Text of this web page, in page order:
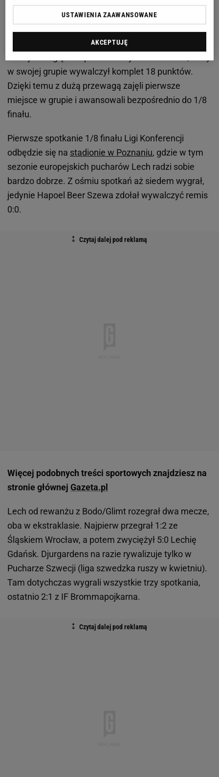
grupowej Ligi Konferencji. Tam ich rywalami były
spotkaniach rywale Lecha zdobyli aż 16 punktów.
w swojej grupie wywalczył komplet 18 punktów.
Dzięki temu z dużą przewagą zajęli pierwsze
miejsce w grupie i awansowali bezpośrednio do 1/8
finału.
Pierwsze spotkanie 1/8 finału Ligi Konferencji
odbędzie się na stadionie w Poznaniu, gdzie w tym
sezonie europejskich pucharów Lech radzi sobie
bardzo dobrze. Z ośmiu spotkań aż siedem wygrał,
jedynie Hapoel Beer Szewa zdołał wywalczyć remis
0:0.
Więcej podobnych treści sportowych znajdziesz na
stronie głównej Gazeta.pl
Lech od rewanżu z Bodo/Glimt rozegrał dwa mecze,
oba w ekstraklasie. Najpierw przegrał 1:2 ze
Śląskiem Wrocław, a potem zwyciężył 5:0 Lechię
Gdańsk. Djurgardens na razie rywalizuje tylko w
Pucharze Szwecji (liga szwedzka ruszy w kwietniu).
Tam dotychczas wygrali wszystkie trzy spotkania,
ostatnio 2:1 z IF Brommapojkarna.
USTAWIENIA ZAAWANSOWANE
AKCEPTUJĘ